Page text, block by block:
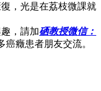
，光是在荔枝微課就
，請加硒教授微信：
癌癥患者朋友交流。